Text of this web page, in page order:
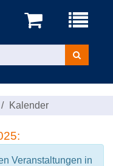
Menü
Kurse
suchen
Kalender
Veranstaltungen in